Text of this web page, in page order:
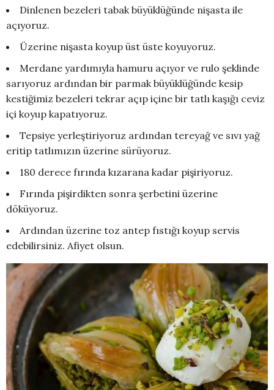
Dinlenen bezeleri tabak büyüklüğünde nişasta ile
açıyoruz.
Üzerine nişasta koyup üst üste koyuyoruz.
Merdane yardımıyla hamuru açıyor ve rulo şeklinde
sarıyoruz ardından bir parmak büyüklüğünde kesip
kestiğimiz bezeleri tekrar açıp içine bir tatlı kaşığı ceviz
içi koyup kapatıyoruz.
Tepsiye yerleştiriyoruz ardından tereyağ ve sıvı yağ
eritip tatlımızın üzerine sürüyoruz.
180 derece fırında kızarana kadar pişiriyoruz.
Fırında pişirdikten sonra şerbetini üzerine
döküyoruz.
Ardından üzerine toz antep fıstığı koyup servis
edebilirsiniz. Afiyet olsun.